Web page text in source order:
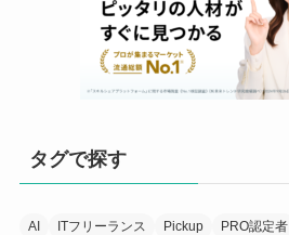
タグで探す
AI ITフリーランス Pickup PRO認定者